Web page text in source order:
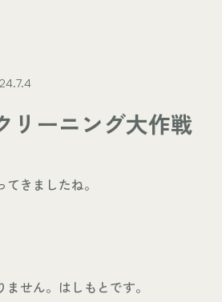
リーニング大作戦
きましたね。
せん。はしもとです。